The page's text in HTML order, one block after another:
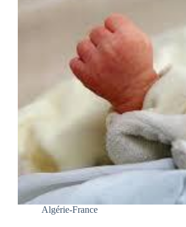
Algérie-France